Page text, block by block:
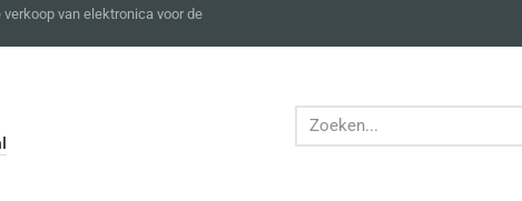
van elektronica voor de